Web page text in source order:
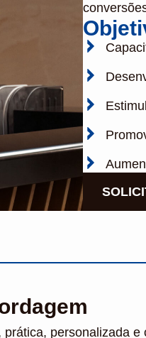
personalizada